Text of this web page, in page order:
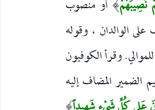
نَصِيبَهُمْ) أو منصوب
الوالدان ، وقوله
وقرأ الكوفيون
الضمير المضاف إليه
)